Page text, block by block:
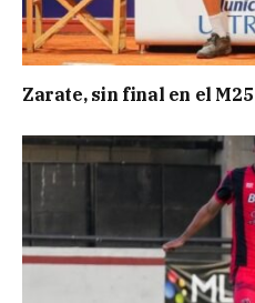
Zarate, sin final en el